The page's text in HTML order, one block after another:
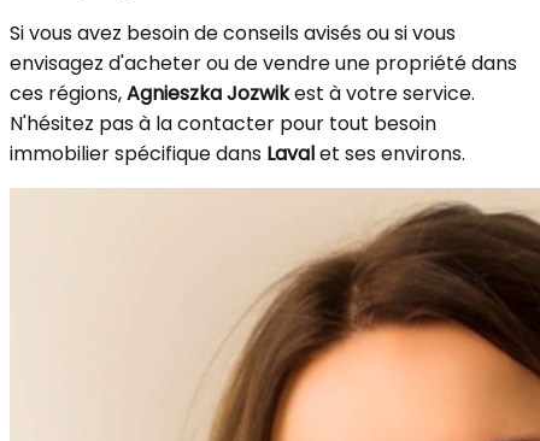
Si vous avez besoin de conseils avisés ou si vous
envisagez d'acheter ou de vendre une propriété dans
ces régions,Agnieszka Jozwikest à votre service.
N'hésitez pas à la contacter pour tout besoin
immobilier spécifique dans Lavalet ses environs.